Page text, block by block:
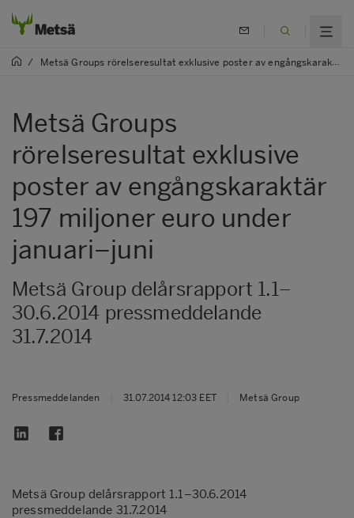
/ Metsä Groups rörelseresultat exklusive poster av engångskaraktär 197 miljoner euro under januari–juni
Metsä Groups
rörelseresultat exklusive
poster av engångskaraktär
197 miljoner euro under
januari–juni
Metsä Group delårsrapport 1.1–
30.6.2014 pressmeddelande
31.7.2014
Pressmeddelanden 31.07.2014 12:03 EET Metsä Group
Metsä Group delårsrapport 1.1–30.6.2014
pressmeddelande 31.7.2014